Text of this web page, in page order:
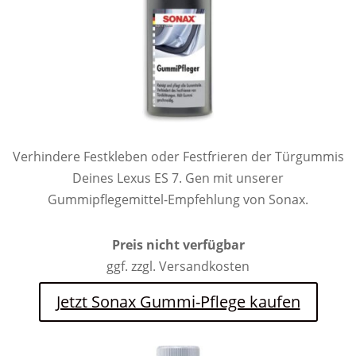
Verhindere Festkleben oder Festfrieren der Türgummis
Deines Lexus ES 7. Gen mit unserer
Gummipflegemittel-Empfehlung von Sonax.
Preis nicht verfügbar
ggf. zzgl. Versandkosten
Jetzt Sonax Gummi-Pflege kaufen